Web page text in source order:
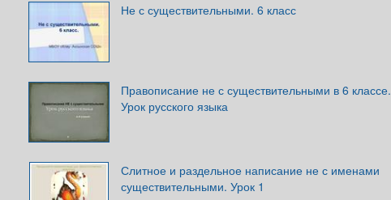
Не с существительными. 6 класс
Правописание не с существительными в 6 классе.
Урок русского языка
Слитное и раздельное написание не с именами
существительными. Урок 1